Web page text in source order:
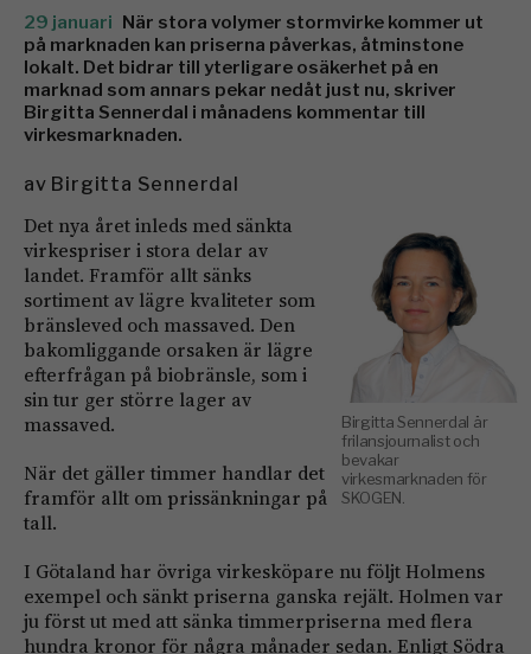
29 januari När stora volymer stormvirke kommer ut
på marknaden kan priserna påverkas, åtminstone
lokalt. Det bidrar till yterligare osäkerhet på en
marknad som annars pekar nedåt just nu, skriver
Birgitta Sennerdal i månadens kommentar till
virkesmarknaden.
av Birgitta Sennerdal
Birgitta Sennerdal är
frilansjournalist och
bevakar
virkesmarknaden för
SKOGEN.
Det nya året inleds med sänkta
virkespriser i stora delar av
landet. Framför allt sänks
sortiment av lägre kvaliteter som
bränsleved och massaved. Den
bakomliggande orsaken är lägre
efterfrågan på biobränsle, som i
sin tur ger större lager av
massaved.
När det gäller timmer handlar det
framför allt om prissänkningar på
tall.
I Götaland har övriga virkesköpare nu följt Holmens
exempel och sänkt priserna ganska rejält. Holmen var
ju först ut med att sänka timmerpriserna med flera
hundra kronor för några månader sedan. Enligt Södra